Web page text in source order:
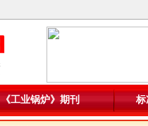
《工业锅炉》期刊 标